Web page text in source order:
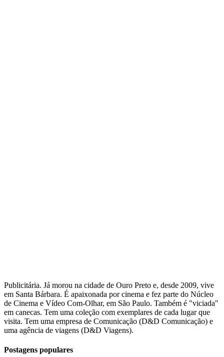
Publicitária. Já morou na cidade de Ouro Preto e, desde 2009, vive
em Santa Bárbara. É apaixonada por cinema e fez parte do Núcleo
de Cinema e Vídeo Com-Olhar, em São Paulo. Também é "viciada"
em canecas. Tem uma coleção com exemplares de cada lugar que
visita. Tem uma empresa de Comunicação (D&D Comunicação) e
uma agência de viagens (D&D Viagens).
Postagens populares